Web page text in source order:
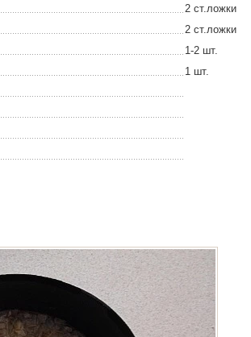
2 ст.ложки
2 ст.ложки
1-2 шт.
1 шт.